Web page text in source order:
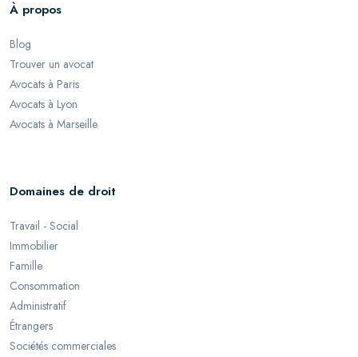
À propos
Blog
Trouver un avocat
Avocats à Paris
Avocats à Lyon
Avocats à Marseille
Domaines de droit
Travail - Social
Immobilier
Famille
Consommation
Administratif
Étrangers
Sociétés commerciales